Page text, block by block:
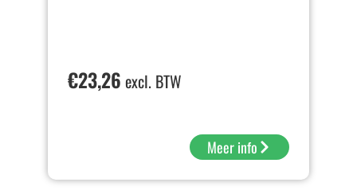
€23,26 excl. BTW
Meer info